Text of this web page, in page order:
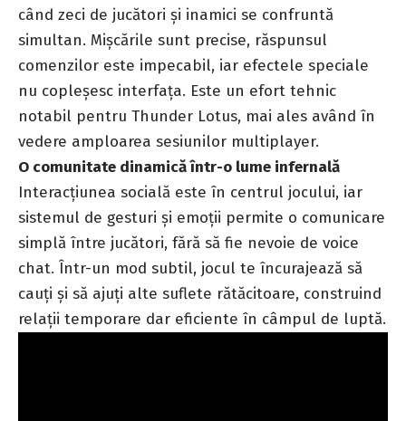
când zeci de jucători și inamici se confruntă
simultan. Mișcările sunt precise, răspunsul
comenzilor este impecabil, iar efectele speciale
nu copleșesc interfața. Este un efort tehnic
notabil pentru Thunder Lotus, mai ales având în
vedere amploarea sesiunilor multiplayer.
O comunitate dinamică într-o lume infernală
Interacțiunea socială este în centrul jocului, iar
sistemul de gesturi și emoții permite o comunicare
simplă între jucători, fără să fie nevoie de voice
chat. Într-un mod subtil, jocul te încurajează să
cauți și să ajuți alte suflete rătăcitoare, construind
relații temporare dar eficiente în câmpul de luptă.